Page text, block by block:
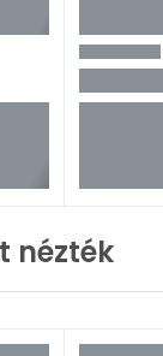
nézték